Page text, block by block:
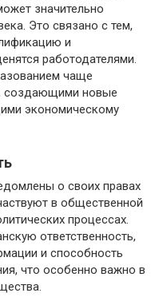
значительно
Это связано с тем,
и
работодателями.
чаще
создающими новые
экономическому
о своих правах
в общественной
процессах.
ответственность,
и способность
что особенно важно в